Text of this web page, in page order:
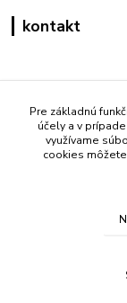
kontakt
+421
(Po -
info@mati.sk
Pre základnú
účely a v
využívame
cookies